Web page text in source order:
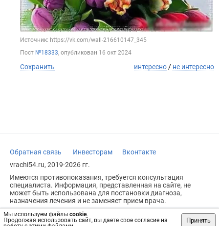
Мы используем файлы cookie.
Продолжая использовать сайт, вы даете свое согласие на
Принять
Источник: https://vk.com/wall-216610147_345
Пост №18333, опубликован 16 окт 2024
Сохранить интересно / не интересно
Обратная связь Инвесторам
Вконтакте
vrachi54.ru, 2019-2026 гг.
Имеются противопоказания, требуется консультация
специалиста. Информация, представленная на сайте, не
может быть использована для постановки диагноза,
назначения лечения и не заменяет прием врача.
Возрастное ограничение: 18+